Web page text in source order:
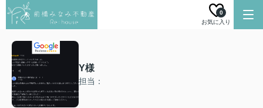
お気に入り
0
Y様
担当：